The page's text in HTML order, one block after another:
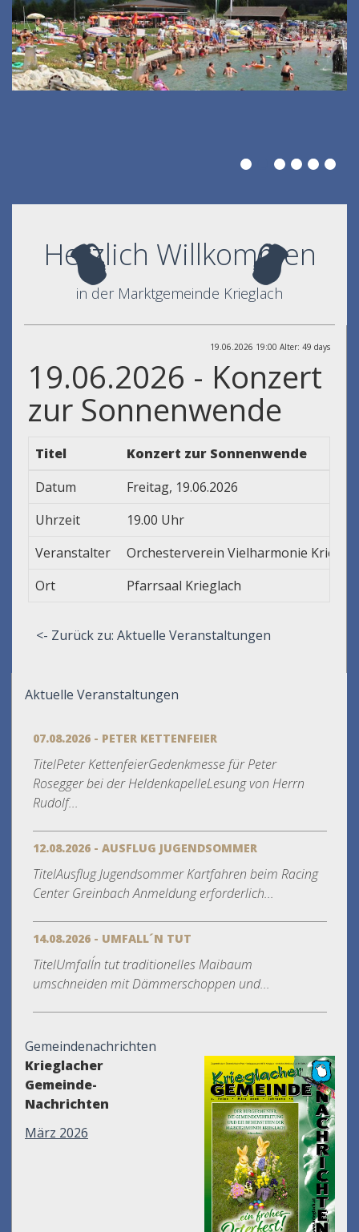
Herzlich Willkommen
in der Marktgemeinde Krieglach
19.06.2026 19:00 Alter: 49 days
19.06.2026 - Konzert
zur Sonnenwende
Titel
Konzert zur Sonnenwende
Datum
Freitag, 19.06.2026
Uhrzeit
19.00 Uhr
Veranstalter
Orchesterverein Vielharmonie
Ort
Pfarrsaal Krieglach
<- Zurück zu: Aktuelle Veranstaltungen
Aktuelle Veranstaltungen
07.08.2026 - PETER KETTENFEIER
TitelPeter KettenfeierGedenkmesse für Peter
Rosegger bei der HeldenkapelleLesung von Herrn
Rudolf...
12.08.2026 - AUSFLUG JUGENDSOMMER
TitelAusflug Jugendsommer Kartfahren beim Racing
Center Greinbach Anmeldung erforderlich...
14.08.2026 - UMFALL´N TUT
TitelUmfall´n tut traditionelles Maibaum
umschneiden mit Dämmerschoppen und...
Gemeindenachrichten
Krieglacher
Gemeinde-
Nachrichten
März 2026